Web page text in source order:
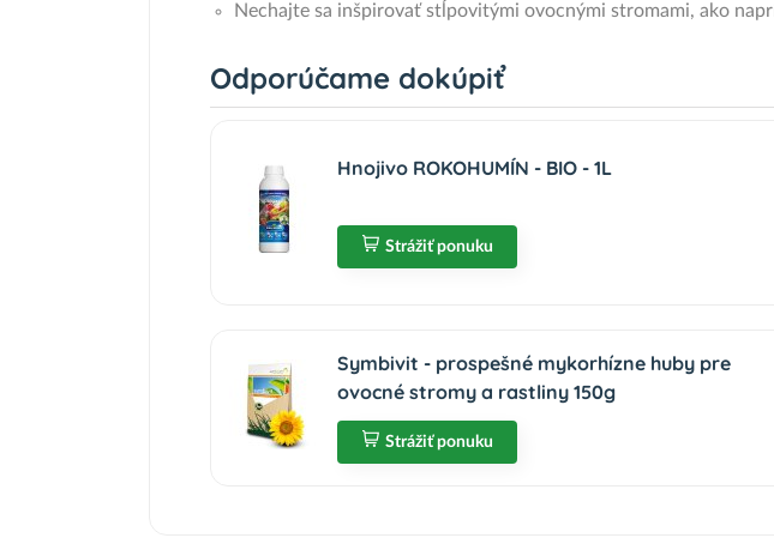
Nechajte sa inšpirovať stĺpovitými ovocnými stromami, ako
Odporúčame dokúpiť
Hnojivo ROKOHUMÍN - BIO - 1L
Strážiť ponuku
Symbivit - prospešné mykorhízne huby pre
ovocné stromy a rastliny 150g
Strážiť ponuku